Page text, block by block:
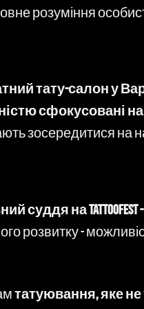
розуміння
тату-салон у
сфокусовані
зосередитися на
суддя на
розвитку -
татуювання, яке